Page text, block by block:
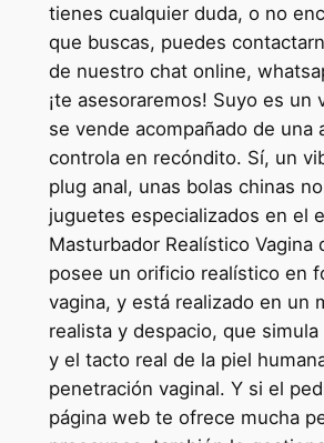
tienes cualquier duda, o no
que buscas, puedes
de nuestro chat online,
¡te asesoraremos! Suyo es un
se vende acompañado de una
controla en recóndito. Sí, un
plug anal, unas bolas chinas
juguetes especializados en el
Masturbador Realístico Vagina
posee un orificio realístico en
vagina, y está realizado en un
realista y despacio, que simula
y el tacto real de la piel
penetración vaginal. Y si el
página web te ofrece mucha